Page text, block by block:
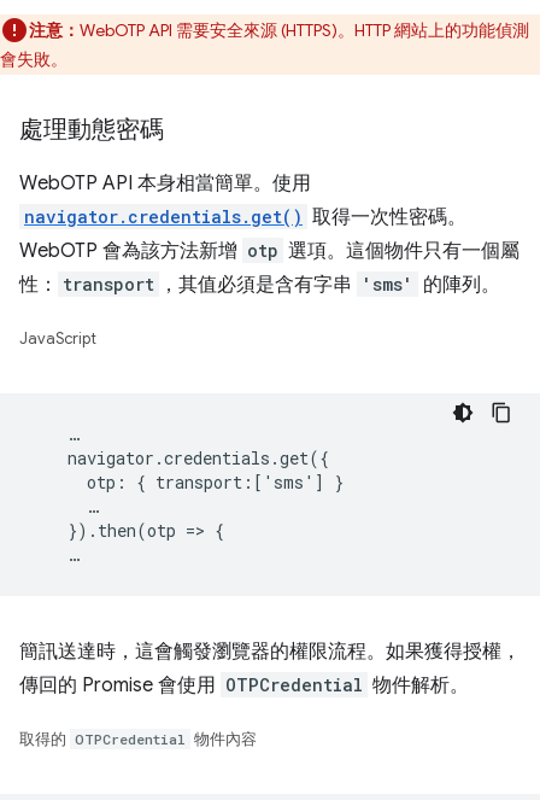
注意： WebOTP API 需要安全來源 (HTTPS)。HTTP 網站上的功能偵測
會失敗。
處理動態密碼
WebOTP API 本身相當簡單。使用
navigator.credentials.get() 取得一次性密碼。
WebOTP 會為該方法新增 otp 選項。這個物件只有一個屬
性：
transport ，其值必須是含有字串 'sms' 的陣列。
JavaScript
    …
    navigator.credentials.get({
      otp: { transport:['sms'] }
      …
    }).then(otp => {
簡訊送達時，這會觸發瀏覽器的權限流程。如果獲得授權，
傳回的 Promise 會使用 OTPCredential 物件解析。
取得的 OTPCredential 物件內容